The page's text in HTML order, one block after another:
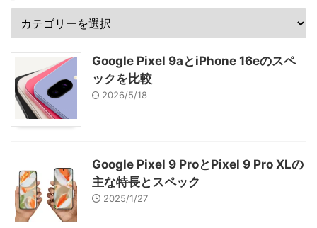
Google Pixel 9aとiPhone 16eのスペ
ックを比較
2026/5/18
Google Pixel 9 ProとPixel 9 Pro XLの
主な特長とスペック
2025/1/27